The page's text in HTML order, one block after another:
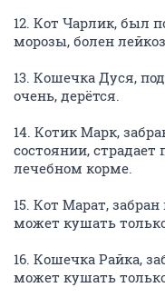
12. Кот Чарлик, был
морозы, болен
13. Кошечка Дуся,
очень, дерётся.
14. Котик Марк,
состоянии,
лечебном корме.
15. Кот Марат,
может кушать
16. Кошечка Райка,
может кушать